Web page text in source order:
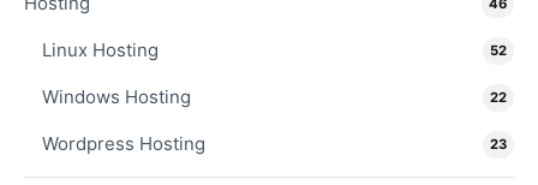
Linux Hosting 52
Windows Hosting 22
Wordpress Hosting 23